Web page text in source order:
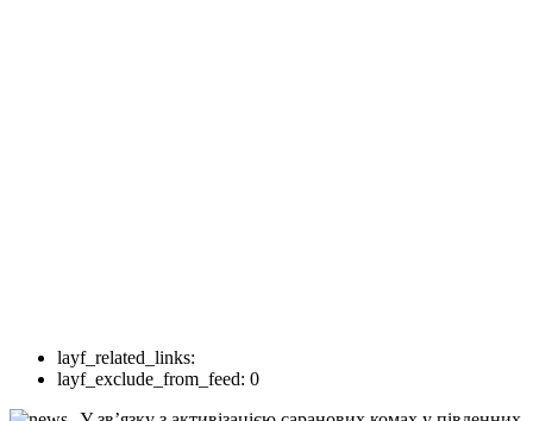
layf_related_links:
layf_exclude_from_feed: 0